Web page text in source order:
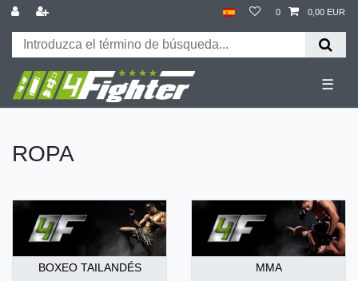
0 0,00 EUR
☰
ROPA
BOXEO TAILANDÉS MMA